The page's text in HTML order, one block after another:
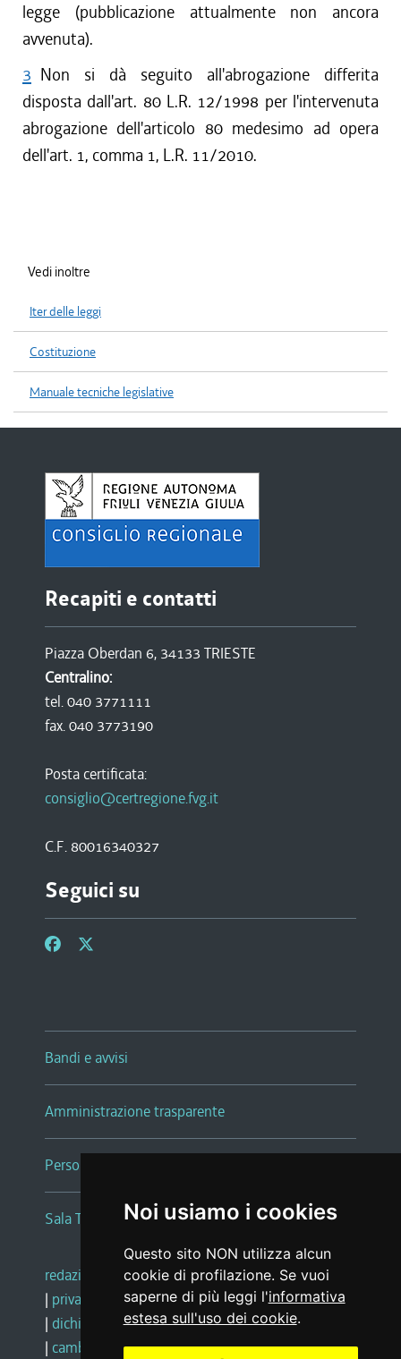
Noi usiamo i cookies
Questo sito NON utilizza alcun
cookie di profilazione. Se vuoi
saperne di più leggi l'informativa
estesa sull'uso dei cookie.
legge (pubblicazione attualmente non ancora
avvenuta).
3 Non si dà seguito all'abrogazione differita
disposta dall'art. 80 L.R. 12/1998 per l'intervenuta
abrogazione dell'articolo 80 medesimo ad opera
dell'art. 1, comma 1, L.R. 11/2010.
Vedi inoltre
Iter delle leggi
Costituzione
Manuale tecniche legislative
Recapiti e contatti
Piazza Oberdan 6, 34133 TRIESTE
Centralino:
tel. 040 3771111
fax. 040 3773190
Posta certificata:
consiglio@certregione.fvg.it
C.F. 80016340327
Seguici su
Bandi e avvisi
Amministrazione trasparente
Persone e Uffici
Sala Tiziano Tessitori
redazione web |note legali |glossario
| privacy
social media policy
| dichiarazione di accessibilità |feedback
| cambio preferenze cookie